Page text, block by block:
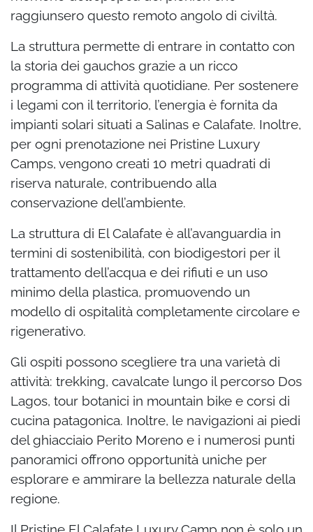
raggiunsero questo remoto angolo di civiltà.
La struttura permette di entrare in contatto con
la storia dei gauchos grazie a un ricco
programma di attività quotidiane. Per sostenere
i legami con il territorio, l’energia è fornita da
impianti solari situati a Salinas e Calafate. Inoltre,
per ogni prenotazione nei Pristine Luxury
Camps, vengono creati 10 metri quadrati di
riserva naturale, contribuendo alla
conservazione dell’ambiente.
La struttura di El Calafate è all’avanguardia in
termini di sostenibilità, con biodigestori per il
trattamento dell’acqua e dei rifiuti e un uso
minimo della plastica, promuovendo un
modello di ospitalità completamente circolare e
rigenerativo.
Gli ospiti possono scegliere tra una varietà di
attività: trekking, cavalcate lungo il percorso Dos
Lagos, tour botanici in mountain bike e corsi di
cucina patagonica. Inoltre, le navigazioni ai piedi
del ghiacciaio Perito Moreno e i numerosi punti
panoramici offrono opportunità uniche per
esplorare e ammirare la bellezza naturale della
regione.